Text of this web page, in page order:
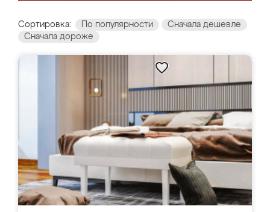
Сортировка: По популярности
Сначала дешевле
Сначала дороже